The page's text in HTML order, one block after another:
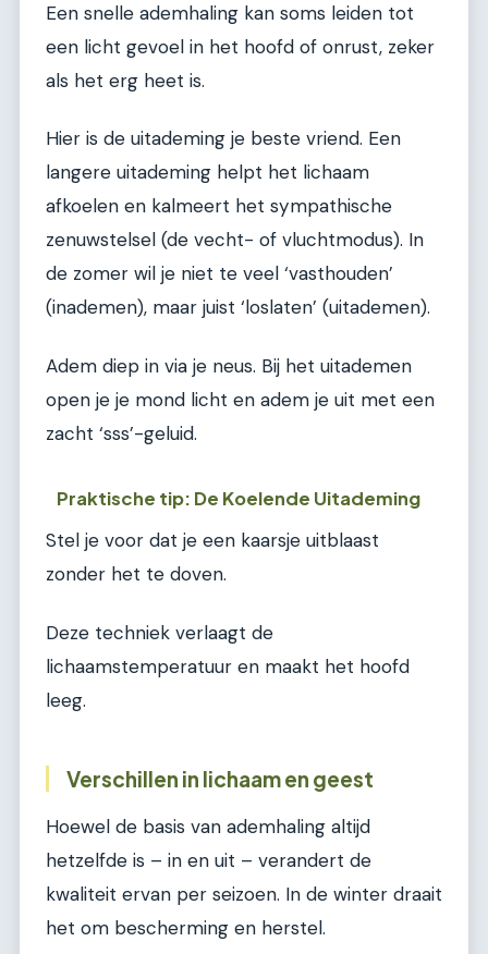
Een snelle ademhaling kan soms leiden tot
een licht gevoel in het hoofd of onrust, zeker
als het erg heet is.
Hier is de uitademing je beste vriend. Een
langere uitademing helpt het lichaam
afkoelen en kalmeert het sympathische
zenuwstelsel (de vecht- of vluchtmodus). In
de zomer wil je niet te veel ‘vasthouden’
(inademen), maar juist ‘loslaten’ (uitademen).
Adem diep in via je neus. Bij het uitademen
open je je mond licht en adem je uit met een
zacht ‘sss’-geluid.
Praktische tip: De Koelende Uitademing
Stel je voor dat je een kaarsje uitblaast
zonder het te doven.
Deze techniek verlaagt de
lichaamstemperatuur en maakt het hoofd
leeg.
Verschillen in lichaam en geest
Hoewel de basis van ademhaling altijd
hetzelfde is – in en uit – verandert de
kwaliteit ervan per seizoen. In de winter draait
het om bescherming en herstel.